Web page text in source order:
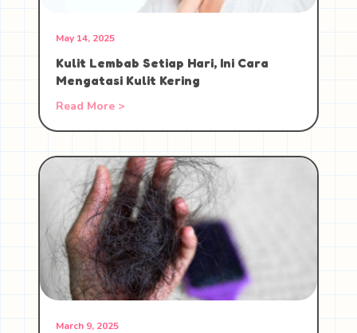
May 14, 2025
Kulit Lembab Setiap Hari, Ini Cara
Mengatasi Kulit Kering
Read More >
March 9, 2025